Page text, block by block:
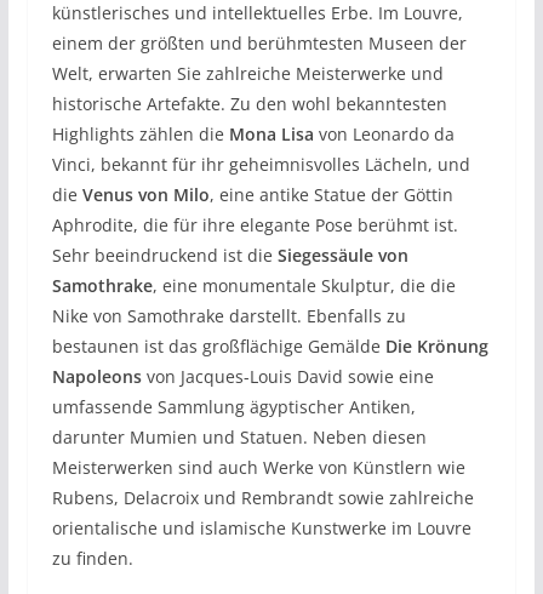
künstlerisches und intellektuelles Erbe. Im Louvre,
einem der größten und berühmtesten Museen der
Welt, erwarten Sie zahlreiche Meisterwerke und
historische Artefakte. Zu den wohl bekanntesten
Highlights zählen die Mona Lisa von Leonardo da
Vinci, bekannt für ihr geheimnisvolles Lächeln, und
die Venus von Milo, eine antike Statue der Göttin
Aphrodite, die für ihre elegante Pose berühmt ist.
Sehr beeindruckend ist die Siegessäule von
Samothrake, eine monumentale Skulptur, die die
Nike von Samothrake darstellt. Ebenfalls zu
bestaunen ist das großflächige Gemälde Die Krönung
Napoleonsvon Jacques-Louis David sowie eine
umfassende Sammlung ägyptischer Antiken,
darunter Mumien und Statuen. Neben diesen
Meisterwerken sind auch Werke von Künstlern wie
Rubens, Delacroix und Rembrandt sowie zahlreiche
orientalische und islamische Kunstwerke im Louvre
zu finden.